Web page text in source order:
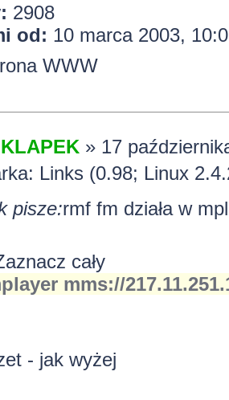
2908
od: 10 marca 2003,
WWW
KLAPEK» 17
Links (0.98; Linux
pisze:rmf fm działa w
cały
mms://
- jak wyżej